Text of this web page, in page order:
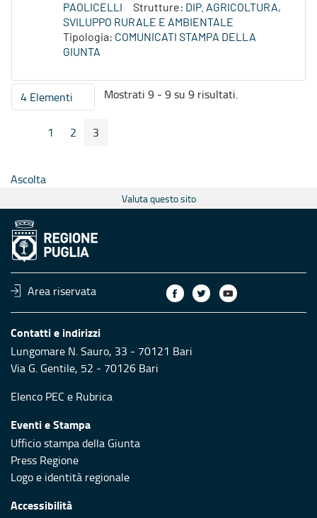
PAOLICELLI
Strutture: DIP. AGRICOLTURA,
SVILUPPO RURALE E AMBIENTALE
Tipologia: COMUNICATI STAMPA DELLA
GIUNTA
4 ElementiPer pagina
Mostrati 9 - 9 su 9 risultati.
Pagina Precedente
Pagina
1 Pagina
2 Pagina
3
Ascolta
Valuta questo sito
Area riservata
Contatti e indirizzi
Lungomare N. Sauro, 33 - 70121 Bari
Via G. Gentile, 52 - 70126 Bari
Elenco PEC e Rubrica
Eventi e Stampa
Ufficio stampa della Giunta
Press Regione
Logo e identità regionale
Accessibilità